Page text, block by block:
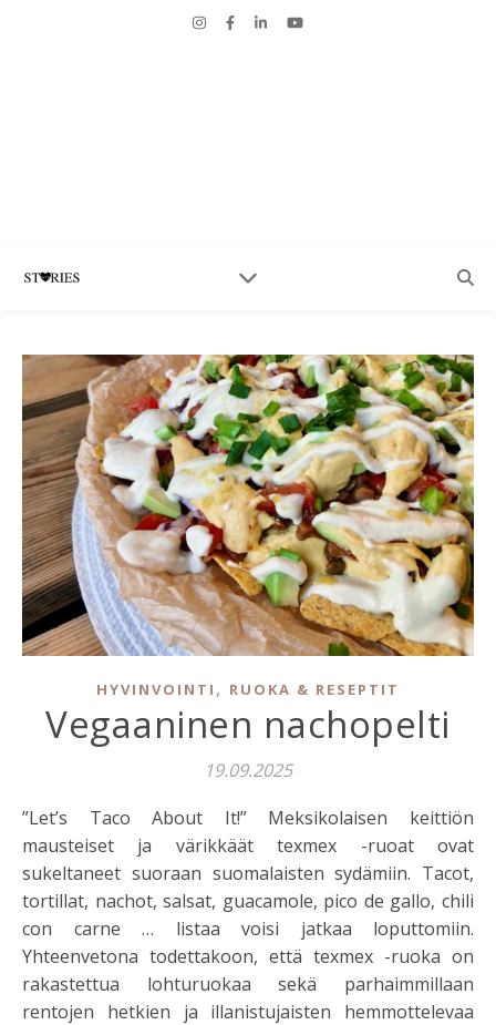
HYVINVOINTI , RUOKA & RESEPTIT
Vegaaninen nachopelti
19.09.2025
”Let’s Taco About It!” Meksikolaisen keittiön
mausteiset ja värikkäät texmex -ruoat ovat
sukeltaneet suoraan suomalaisten sydämiin. Tacot,
tortillat, nachot, salsat, guacamole, pico de gallo, chili
con carne … listaa voisi jatkaa loputtomiin.
Yhteenvetona todettakoon, että texmex -ruoka on
rakastettua lohturuokaa sekä parhaimmillaan
rentojen hetkien ja illanistujaisten hemmottelevaa